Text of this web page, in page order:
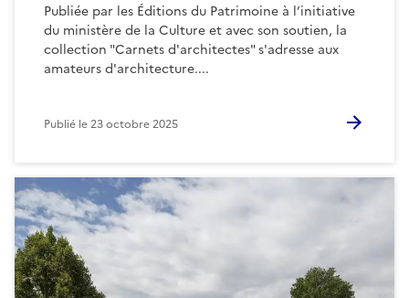
Publiée par les Éditions du Patrimoine à l’initiative
du ministère de la Culture et avec son soutien, la
collection "Carnets d'architectes" s'adresse aux
amateurs d'architecture....
Publié le23 octobre 2025